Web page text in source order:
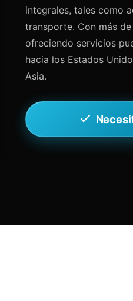
integrales, tales como
transporte. Con más
ofreciendo servicios
hacia los Estados
Asia.